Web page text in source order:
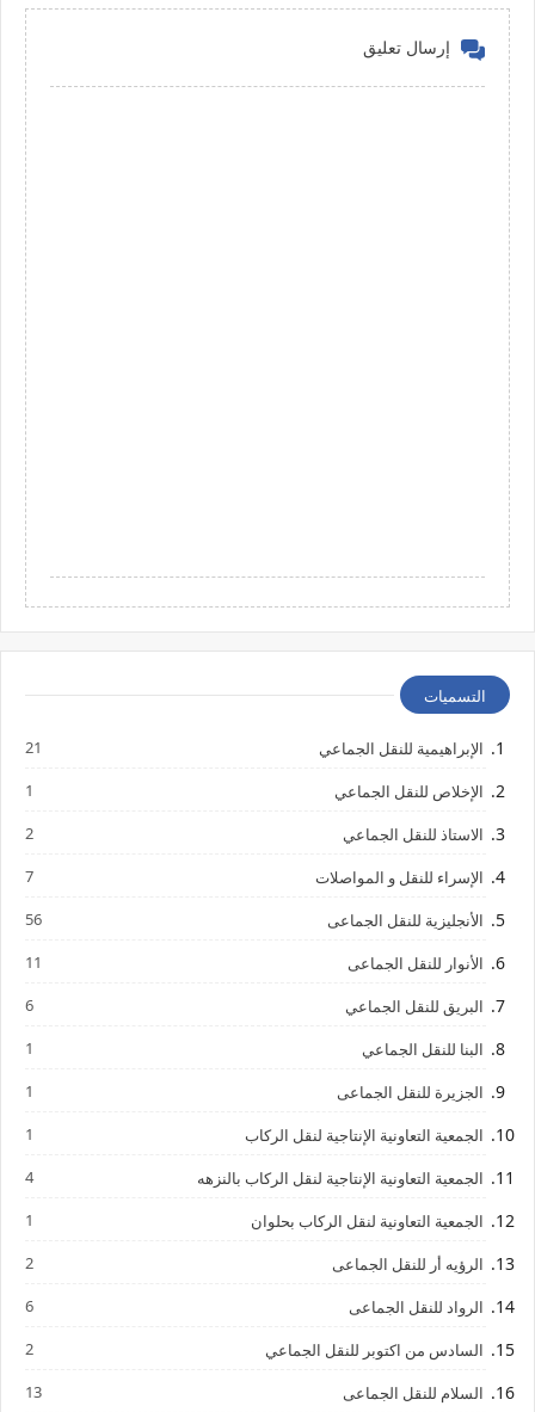
إرسال تعليق
التسميات
الإبراهيمية للنقل الجماعي 21
الإخلاص للنقل الجماعي 1
الاستاذ للنقل الجماعي 2
الإسراء للنقل و المواصلات 7
الأنجليزية للنقل الجماعى 56
الأنوار للنقل الجماعى 11
البريق للنقل الجماعي 6
البنا للنقل الجماعي 1
الجزيرة للنقل الجماعى 1
الجمعية التعاونية الإنتاجية لنقل الركاب 1
الجمعية التعاونية الإنتاجية لنقل الركاب بالنزهه 4
الجمعية التعاونية لنقل الركاب بحلوان 1
الرؤيه أر للنقل الجماعى 2
الرواد للنقل الجماعى 6
السادس من اكتوبر للنقل الجماعي 2
السلام للنقل الجماعى 13